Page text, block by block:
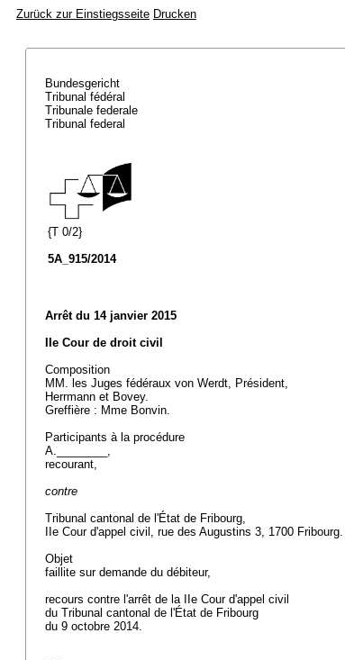
Zurück zur Einstiegsseite Drucken
Bundesgericht
Tribunal fédéral
Tribunale federale
Tribunal federal
{T 0/2}
5A_915/2014
Arrêt du 14 janvier 2015
IIe Cour de droit civil
Composition
MM. les Juges fédéraux von Werdt, Président,
Herrmann et Bovey.
Greffière : Mme Bonvin.
Participants à la procédure
A.________,
recourant,
contre
Tribunal cantonal de l'État de Fribourg,
IIe Cour d'appel civil, rue des Augustins 3, 1700 Fribourg.
Objet
faillite sur demande du débiteur,
recours contre l'arrêt de la IIe Cour d'appel civil
du Tribunal cantonal de l'État de Fribourg
du 9 octobre 2014.